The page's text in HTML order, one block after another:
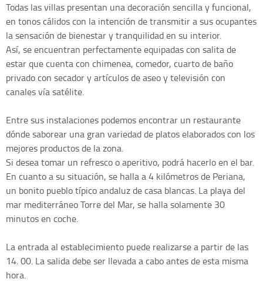
Todas las villas presentan una decoración sencilla y funcional,
en tonos cálidos con la intención de transmitir a sus ocupantes
la sensación de bienestar y tranquilidad en su interior.
Así, se encuentran perfectamente equipadas con salita de
estar que cuenta con chimenea, comedor, cuarto de baño
privado con secador y artículos de aseo y televisión con
canales vía satélite.
Entre sus instalaciones podemos encontrar un restaurante
dónde saborear una gran variedad de platos elaborados con los
mejores productos de la zona.
Si desea tomar un refresco o aperitivo, podrá hacerlo en el bar.
En cuanto a su situación, se halla a 4 kilómetros de Periana,
un bonito pueblo típico andaluz de casa blancas. La playa del
mar mediterráneo Torre del Mar, se halla solamente 30
minutos en coche.
La entrada al establecimiento puede realizarse a partir de las
14. 00. La salida debe ser llevada a cabo antes de esta misma
hora.